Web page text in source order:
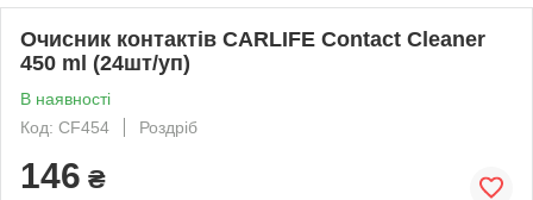
Очисник контактів CARLIFE Contact Cleaner
450 ml (24шт/уп)
В наявності
Код: CF454
Роздріб
146 ₴